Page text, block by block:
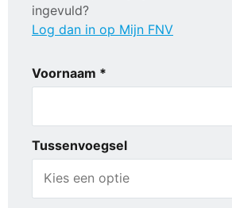
ingevuld?
Log dan in op Mijn FNV
Voornaam *
Tussenvoegsel